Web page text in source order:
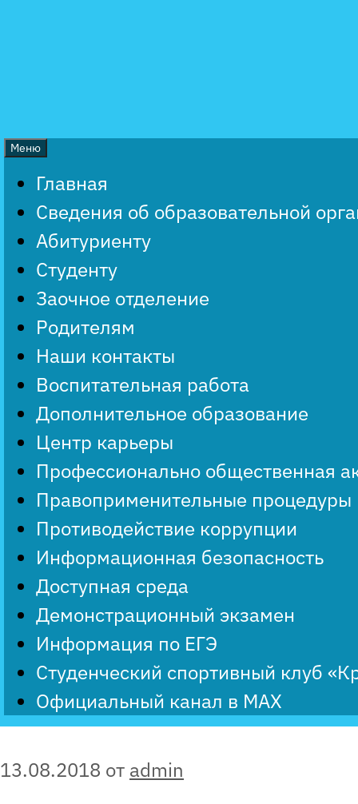
Меню
Главная
Сведения об образовательной
Абитуриенту
Студенту
Заочное отделение
Родителям
Наши контакты
Воспитательная работа
Дополнительное образование
Центр карьеры
Профессионально общественная
Правоприменительные процедуры
Противодействие коррупции
Информационная безопасность
Доступная среда
Демонстрационный экзамен
Информация по ЕГЭ
Студенческий спортивный клуб
Официальный канал в MAX
13.08.2018 от admin